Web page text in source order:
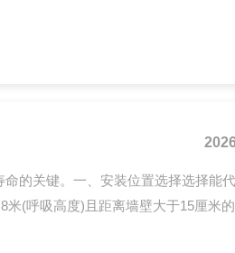
的关键。一、安装位置选择选择能
(呼吸高度)且距离墙壁大于15厘米